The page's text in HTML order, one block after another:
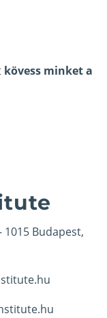
kövess minket a
1015 Budapest,